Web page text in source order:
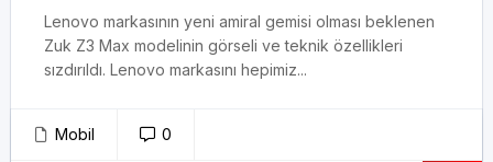
Lenovo markasının yeni amiral gemisi olması beklenen
Zuk Z3 Max modelinin görseli ve teknik özellikleri
sızdırıldı. Lenovo markasını hepimiz...
Mobil 0